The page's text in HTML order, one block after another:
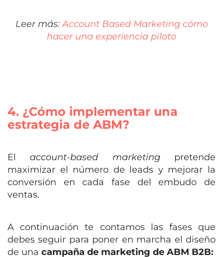
Leer más:Account Based Marketing cómo
hacer una experiencia piloto
4. ¿Cómo implementar una
estrategia de ABM?
Elaccount-based marketingpretende
maximizar el número de leads y mejorar la
conversión en cada fase del embudo de
ventas.
A continuación te contamos las fases que
debes seguir para poner en marcha el diseño
de una campaña de marketing de ABM B2B: